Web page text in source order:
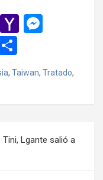
G
Y
o
o
ail
n
g
o
m
p
tir
, Taiwan, Tratado,
Lgante salió a